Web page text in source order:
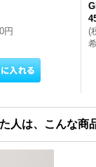
円
(
人は、こんな商